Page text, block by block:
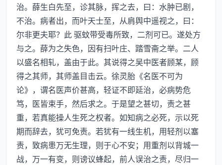
治。薛生白先至，诊其脉，挥之去，曰：水肿已剧，
不治。病者出，而叶天士至，从肩舆中遥视之，曰：
尔非更夫耶？此 驱蚊带受毒所致，二剂可已。遂处方
与之。薛为之失色，因有扫叶庄、踏雪斋之举。二人
以盛名相轧，盖由于此。其说得之吴中医者顾某，顾
得之其师，其师盖目击云。徐灵胎《名医不可为
论》，谓名医声价甚高，轻证不即延治，必病势危
笃，医皆束手，然后求之。于是望之甚切，责之甚
重，若真能操人生死之权者。如知病之必死，示以死
期而辞去，犹可免责。若犹有一线生机，用轻剂以塞
责，致病患万无生理，则于心不安；用重剂以背城一
战，万一有变，则谤议蜂起，前人误治之责，尽归一